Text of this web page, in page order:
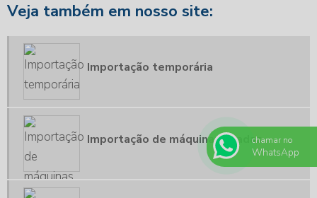
REGIME ESPECIAL DE EXPORTAÇÃO
IMPORTAÇÃO DE PEÇAS RECONDICIONADAS
LAUDO TÉCNICO IMPORTAÇÃO
PERÍCIA ADUANEIRA
CADASTRO DE PRODUTOS CLASSIFICAÇÃO FISCAL
CARGA TRIBUTÁRIA NA IMPORTAÇÃO
REVISÃO ADUANEIRA
Veja também em nosso site:
Importação temporária
Importação de máquinas usadaschamar no
WhatsApp